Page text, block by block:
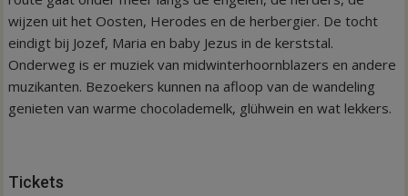
wijzen uit het Oosten, Herodes en de herbergier. De tocht
eindigt bij Jozef, Maria en baby Jezus in de kerststal.
Onderweg is er muziek van midwinterhoornblazers en andere
muzikanten. Bezoekers kunnen na afloop van de wandeling
genieten van warme chocolademelk, glühwein en wat lekkers.
Tickets